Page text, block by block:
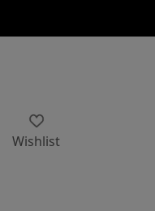
Wishlist